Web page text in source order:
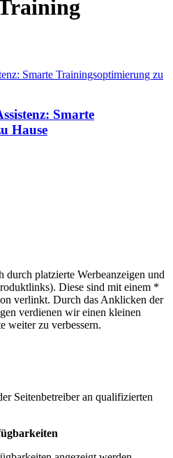
Smarte
Hause
durch platzierte Werbeanzeigen und
Diese sind mit einem *
verlinkt. Durch das Anklicken der
verdienen wir einen kleinen
weiter zu verbessern.
Seitenbetreiber an qualifizierten